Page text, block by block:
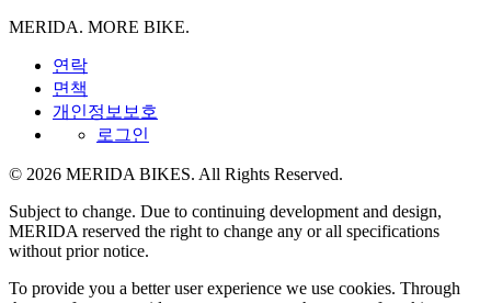
MERIDA. MORE BIKE.
연락
면책
개인정보보호
로그인
© 2026 MERIDA BIKES. All Rights Reserved.
Subject to change. Due to continuing development and design,
MERIDA reserved the right to change any or all specifications
without prior notice.
To provide you a better user experience we use cookies. Through